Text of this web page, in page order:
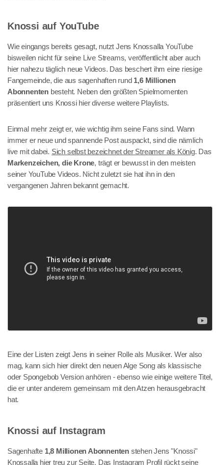
Knossi auf YouTube
Wie eingangs bereits gesagt, nutzt Jens Knossalla YouTube
bisweilen nicht für seine Live Streams, veröffentlicht aber auch
hier nahezu täglich neue Videos. Das beschert ihm eine riesige
Fangemeinde, die aus sagenhaften rund 1,6 Millionen
Abonnenten besteht. Neben den größten Spielmomenten
präsentiert uns Knossi hier diverse weitere Playlists.
Einmal mehr zeigt er, wie wichtig ihm seine Fans sind. Wann
immer er neue und spannende Post auspackt, sind die nämlich
live mit dabei. Sich selbst bezeichnet der Streamer als König. Das
Markenzeichen, die Krone, trägt er bewusst in den meisten
seiner YouTube Videos. Nicht zuletzt sie hat ihn in den
vergangenen Jahren bekannt gemacht.
Eine der Listen zeigt Jens in seiner Rolle als Musiker. Wer also
mag, kann sich hier direkt den neuen Alge Song als klassische
oder Spongebob Version anhören - ebenso wie einige weitere Titel,
die er unter anderem gemeinsam mit den Atzen herausgebracht
hat.
Knossi auf Instagram
Sagenhafte 1,8 Millionen Abonnenten stehen Jens "Knossi"
Knossalla hier treu zur Seite. Das Instagram Profil rückt seine